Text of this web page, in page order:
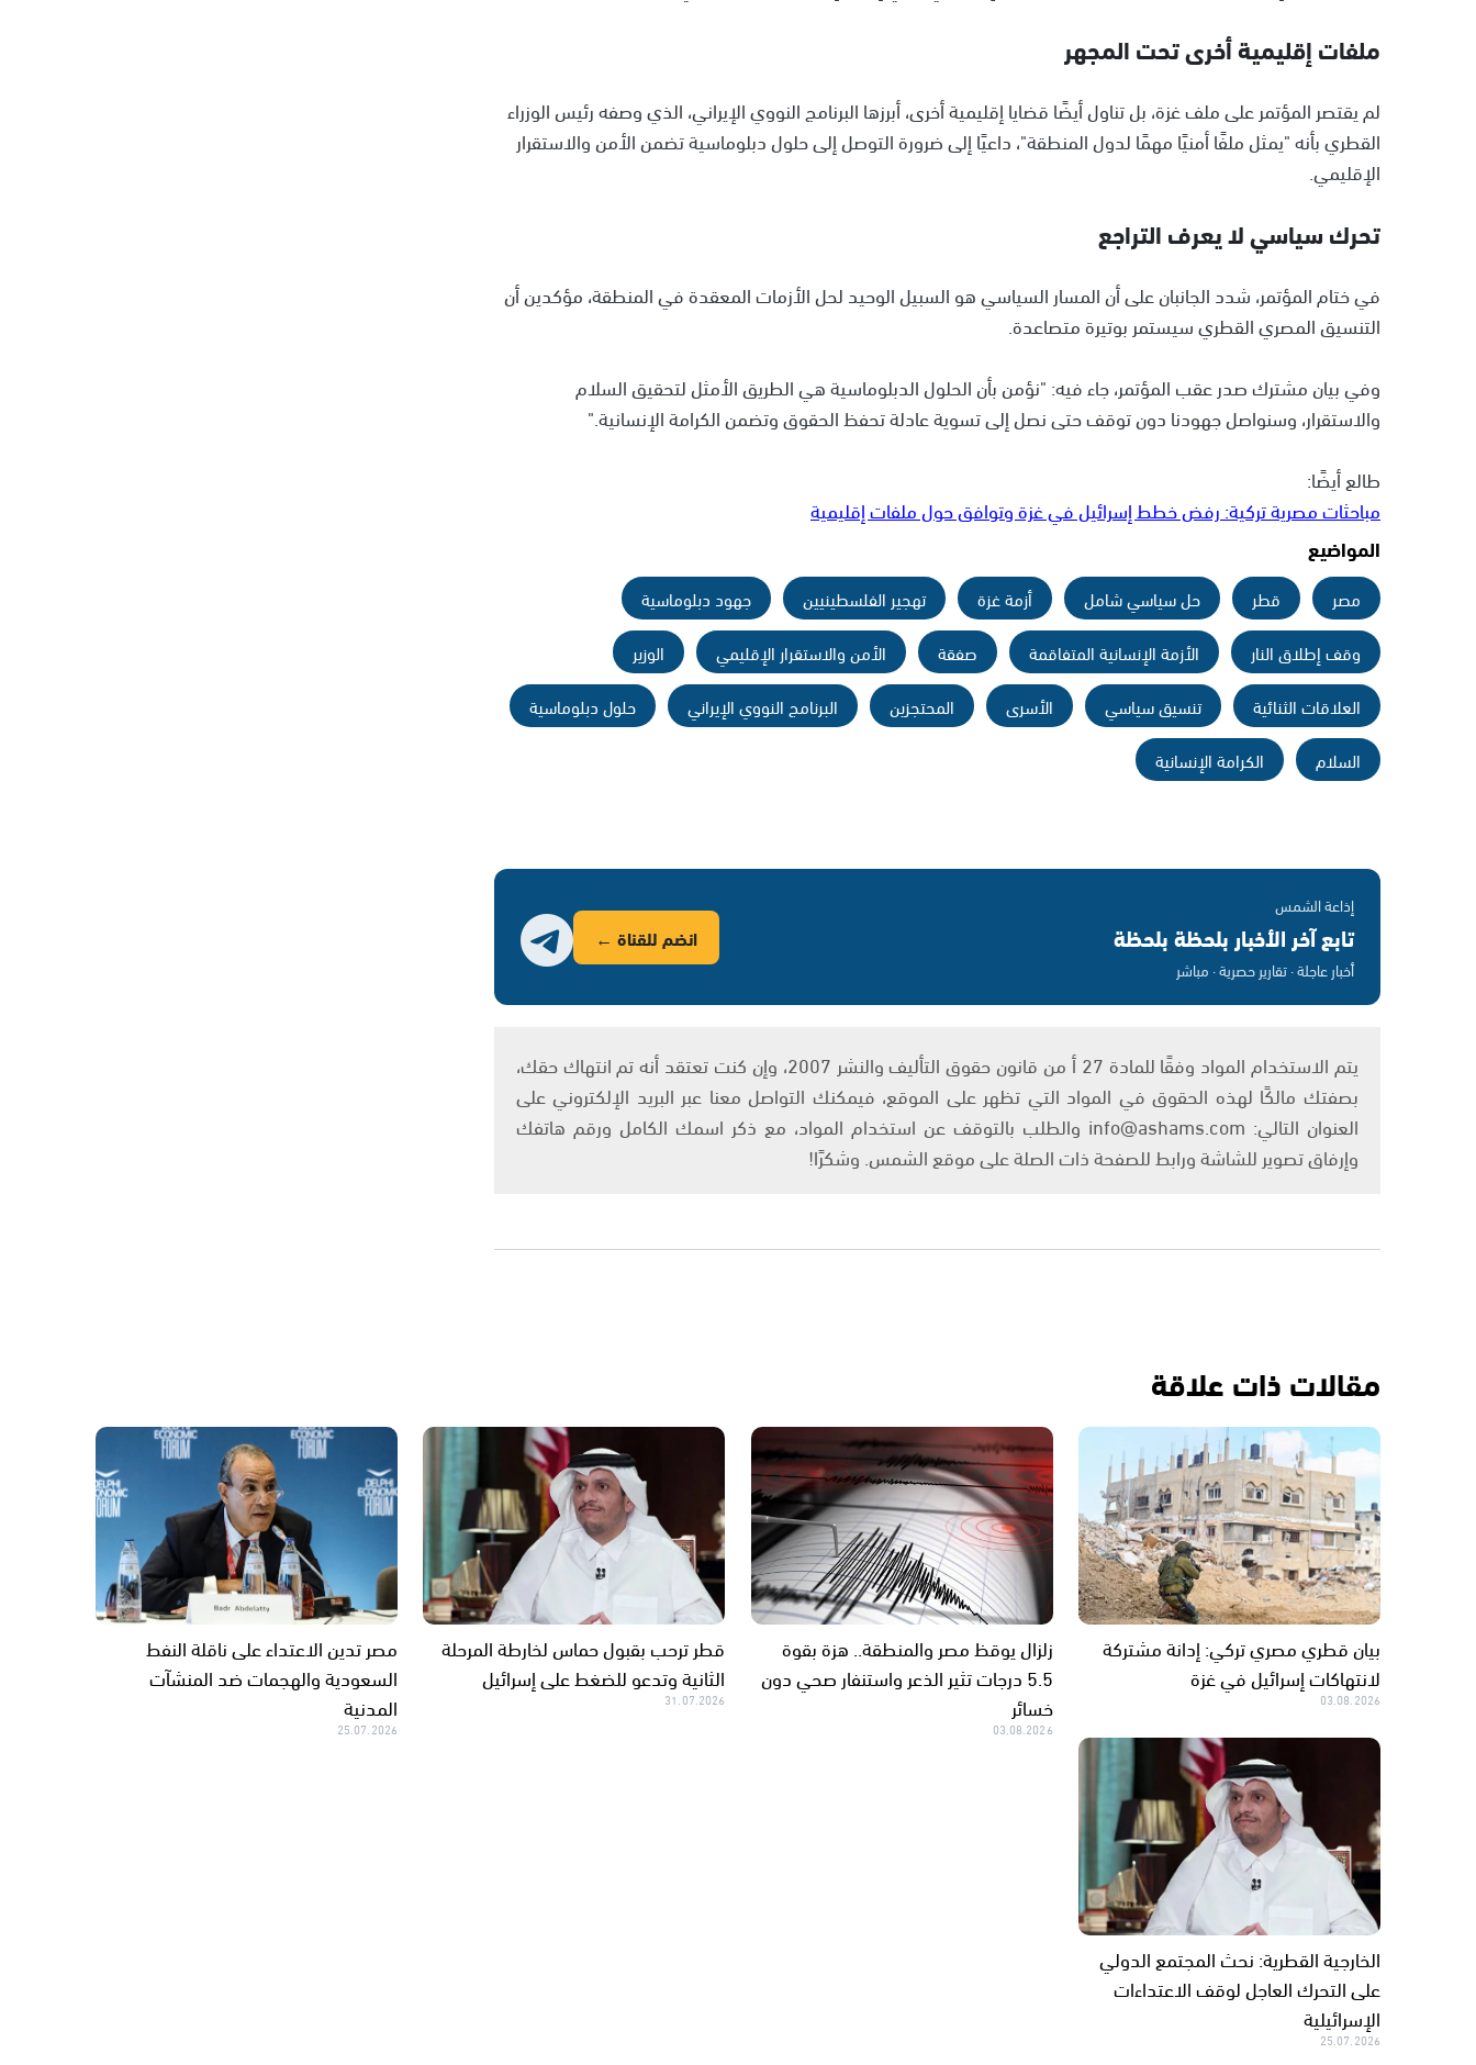
ملفات إقليمية أخرى تحت المجهر
لم يقتصر المؤتمر على ملف غزة، بل تناول أيضًا قضايا إقليمية أخرى، أبرزها البرنامج النووي الإيراني، الذي وصفه رئيس الوزراء
القطري بأنه "يمثل ملفًا أمنيًا مهمًا لدول المنطقة"، داعيًا إلى ضرورة التوصل إلى حلول دبلوماسية تضمن الأمن والاستقرار
الإقليمي.
تحرك سياسي لا يعرف التراجع
في ختام المؤتمر، شدد الجانبان على أن المسار السياسي هو السبيل الوحيد لحل الأزمات المعقدة في المنطقة، مؤكدين أن
التنسيق المصري القطري سيستمر بوتيرة متصاعدة.
وفي بيان مشترك صدر عقب المؤتمر، جاء فيه: "نؤمن بأن الحلول الدبلوماسية هي الطريق الأمثل لتحقيق السلام
والاستقرار، وسنواصل جهودنا دون توقف حتى نصل إلى تسوية عادلة تحفظ الحقوق وتضمن الكرامة الإنسانية."
طالع أيضًا:
مباحثات مصرية تركية: رفض خطط إسرائيل في غزة وتوافق حول ملفات إقليمية
المواضيع
مصر قطر حل سياسي شامل أزمة غزة تهجير الفلسطينيين
جهود دبلوماسية
وقف إطلاق النار
الأزمة الإنسانية المتفاقمة صفقة الأمن والاستقرار الإقليمي
الوزير
العلاقات الثنائية
تنسيق سياسي الأسرى المحتجزين البرنامج النووي الإيراني
حلول دبلوماسية
السلام
الكرامة الإنسانية
إذاعة الشمس
تابع آخر الأخبار بلحظة بلحظة
أخبار عاجلة · تقارير حصرية · مباشر
انضم للقناة ←
يتم الاستخدام المواد وفقًا للمادة 27 أ من قانون حقوق التأليف والنشر 2007، وإن كنت تعتقد أنه تم انتهاك حقك،
بصفتك مالكًا لهذه الحقوق في المواد التي تظهر على الموقع، فيمكنك التواصل معنا عبر البريد الإلكتروني على
العنوان التالي: info@ashams.com والطلب بالتوقف عن استخدام المواد، مع ذكر اسمك الكامل ورقم هاتفك
وإرفاق تصوير للشاشة ورابط للصفحة ذات الصلة على موقع الشمس. وشكرًا!
مقالات ذات علاقة
بيان قطري مصري تركي: إدانة مشتركة
لانتهاكات إسرائيل في غزة
03.08.2026
زلزال يوقظ مصر والمنطقة.. هزة بقوة
5.5 درجات تثير الذعر واستنفار صحي دون
خسائر
03.08.2026
قطر ترحب بقبول حماس لخارطة المرحلة
الثانية وتدعو للضغط على إسرائيل
31.07.2026
مصر تدين الاعتداء على ناقلة النفط
السعودية والهجمات ضد المنشآت
المدنية
25.07.2026
الخارجية القطرية: نحث المجتمع الدولي
على التحرك العاجل لوقف الاعتداءات
الإسرائيلية
25.07.2026